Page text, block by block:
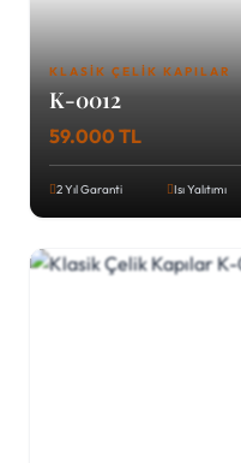
KLASIK ÇELIK KAPILAR
K-0012
59.000 TL
2 Yıl Garanti Isı Yalıtımı